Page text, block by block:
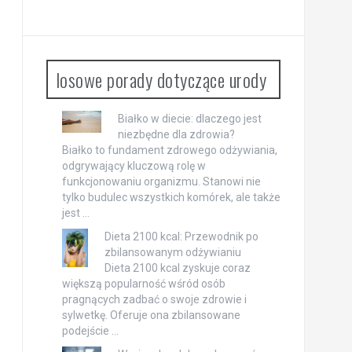
losowe porady dotyczące urody
Białko w diecie: dlaczego jest
niezbędne dla zdrowia?
Białko to fundament zdrowego odżywiania,
odgrywający kluczową rolę w
funkcjonowaniu organizmu. Stanowi nie
tylko budulec wszystkich komórek, ale także
jest …
Dieta 2100 kcal: Przewodnik po
zbilansowanym odżywianiu
Dieta 2100 kcal zyskuje coraz
większą popularność wśród osób
pragnących zadbać o swoje zdrowie i
sylwetkę. Oferuje ona zbilansowane
podejście …